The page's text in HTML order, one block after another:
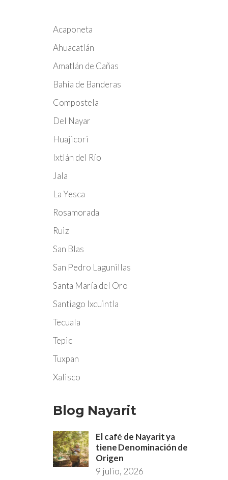
Acaponeta
Ahuacatlán
Amatlán de Cañas
Bahía de Banderas
Compostela
Del Nayar
Huajicori
Ixtlán del Río
Jala
La Yesca
Rosamorada
Ruiz
San Blas
San Pedro Lagunillas
Santa María del Oro
Santiago Ixcuintla
Tecuala
Tepic
Tuxpan
Xalisco
Blog Nayarit
El café de Nayarit ya
tiene Denominación de
Origen
9 julio, 2026